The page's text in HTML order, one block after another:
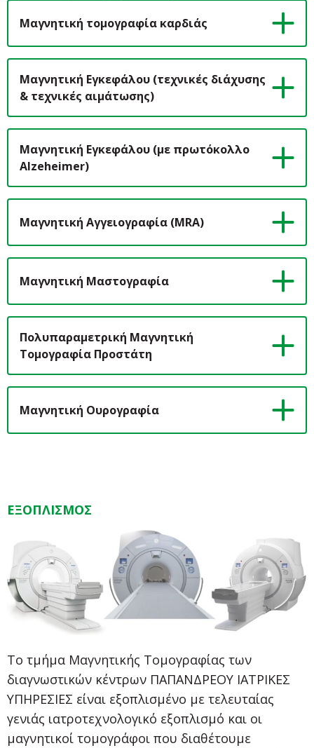
Μαγνητική τομογραφία καρδιάς
Μαγνητική Εγκεφάλου (τεχνικές διάχυσης
& τεχνικές αιμάτωσης)
Μαγνητική Εγκεφάλου (με πρωτόκολλο
Alzeheimer)
Μαγνητική Αγγειογραφία (MRA)
Μαγνητική Μαστογραφία
Πολυπαραμετρική Μαγνητική
Τομογραφία Προστάτη
Μαγνητική Ουρογραφία
ΕΞΟΠΛΙΣΜΟΣ
Το τμήμα Μαγνητικής Τομογραφίας των
διαγνωστικών κέντρων ΠΑΠΑΝΔΡΕΟΥ ΙΑΤΡΙΚΕΣ
ΥΠΗΡΕΣΙΕΣ είναι εξοπλισμένο με τελευταίας
γενιάς ιατροτεχνολογικό εξοπλισμό και οι
μαγνητικοί τομογράφοι που διαθέτουμε